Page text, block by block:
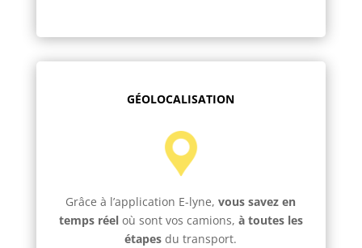
GÉOLOCALISATION
Grâce à l’application E-lyne,vous savez en
temps réeloù sont vos camions, à toutes les
étapes du transport.